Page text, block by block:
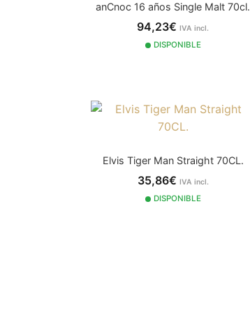
anCnoc 16 años Single Malt 70cl.
94,23€ IVA incl.
DISPONIBLE
Elvis Tiger Man Straight 70CL.
35,86€ IVA incl.
DISPONIBLE